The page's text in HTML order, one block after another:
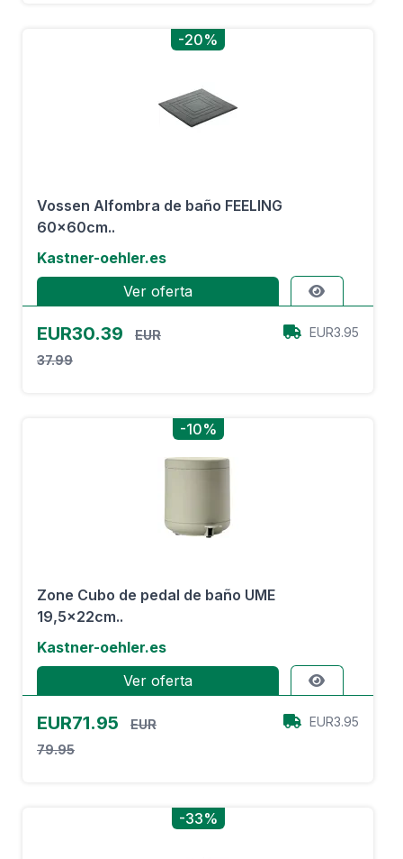
-20%
Vossen Alfombra de baño FEELING
60x60cm..
Kastner-oehler.es
Ver oferta
EUR30.39
EUR
37.99
EUR3.95
-10%
Zone Cubo de pedal de baño UME
19,5x22cm..
Kastner-oehler.es
Ver oferta
EUR71.95
EUR
79.95
EUR3.95
-33%